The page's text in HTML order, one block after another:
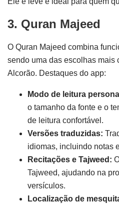
3. Quran Majeed
O Quran Majeed combina
sendo uma das escolhas mais
Alcorão. Destaques do app:
Modo de leitura
o tamanho da fonte e o
de leitura confortável.
Versões traduzidas:
idiomas, incluindo notas
Recitações e Tajweed:
Tajweed, ajudando na
versículos.
Localização de